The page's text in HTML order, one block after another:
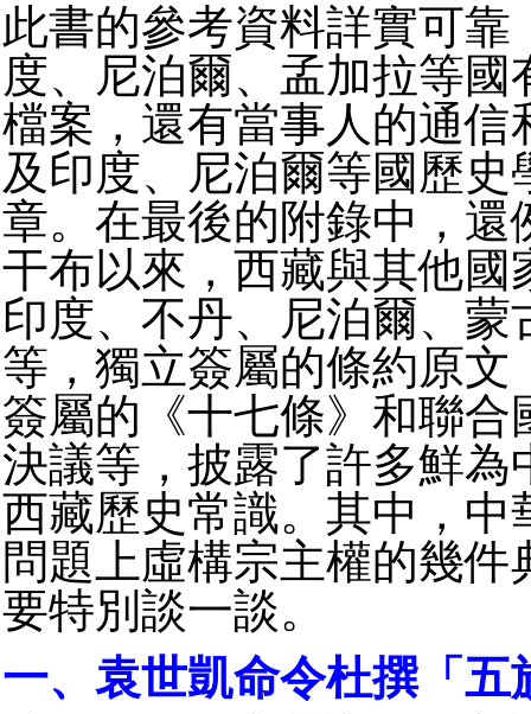
此書的參考資料詳實可靠
度、尼泊爾、孟加拉等國
檔案，還有當事人的通信
及印度、尼泊爾等國歷史
章。在最後的附錄中，還
干布以來，西藏與其他國
印度、不丹、尼泊爾、蒙
等，獨立簽屬的條約原文
簽屬的《十七條》和聯合
決議等，披露了許多鮮為
西藏歷史常識。其中，中
問題上虛構宗主權的幾件
要特別談一談。
一、袁世凱命令杜撰「五